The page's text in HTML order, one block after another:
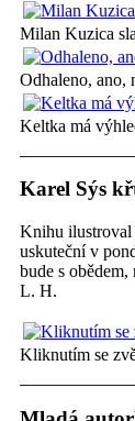
Milan Kuzica
Odhaleno, ano,
Keltka má
Karel Sýs
Knihu ilustroval
uskuteční v
bude s
L. H.
Kliknutím se